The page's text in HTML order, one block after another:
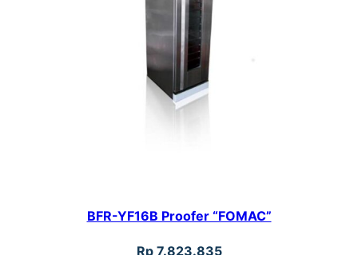
BFR-YF16B Proofer “FOMAC”
Rp7.823.835